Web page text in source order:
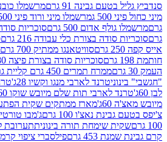
גבינה 91 גרם
מרשמלו כובע כחול לבן 500 גרם
ג
מרשמלו מיני ורוד פיני 500 ג
אדום 500 גרם
בצורת כלי עבודה 216 גרם
סוויטאנגו
סוויטאנגו ממתיק 700 גרם
סוכריות
סוכריות סודה בצורת פיצה 180 גרם
ממרח תמרים 450 גרם קליית גת
שקית
טרנד לארבי מנגו וקשיו 28ג'
טרנד לארבי
לארבי תות שלם מיובש שוקו 60ג'
טרנד
מארז ממתקים שקית הפתעה טסה
נאצ'ו 100 גרם
ג'מבו טורטילה צ'יפס
שימחת תורה בינוניתתערובת להכנת צ'ורוס
453 גרם
פילסברי ציפוי קרמל מלוח 453ג'